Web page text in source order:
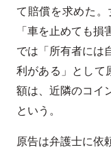
て賠償を求めた。
「車を止めても
では「所有者には
利がある」として
額は、近隣のコイ
という。
原告は弁護士に依